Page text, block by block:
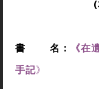
(
書 名： 《在
手記》